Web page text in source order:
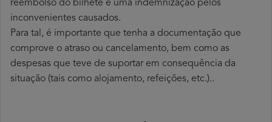
reembolso do bilhete e uma indemnização pelos
inconvenientes causados.
Para tal, é importante que tenha a documentação que
comprove o atraso ou cancelamento, bem como as
despesas que teve de suportar em consequência da
situação (tais como alojamento, refeições, etc.)..